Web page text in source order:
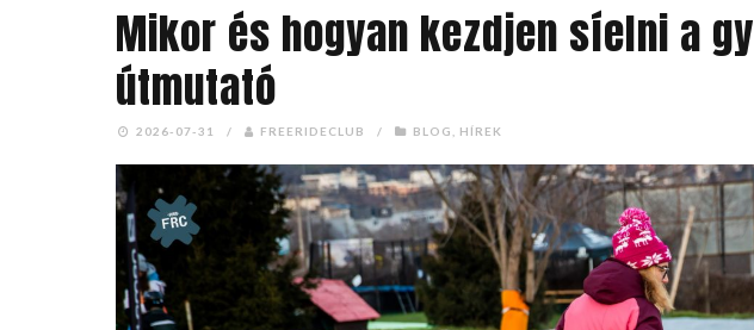
Mikor és hogyan kezdjen síelni a
útmutató
2026-07-31 / FREERIDECLUB / BLOG HÍREK